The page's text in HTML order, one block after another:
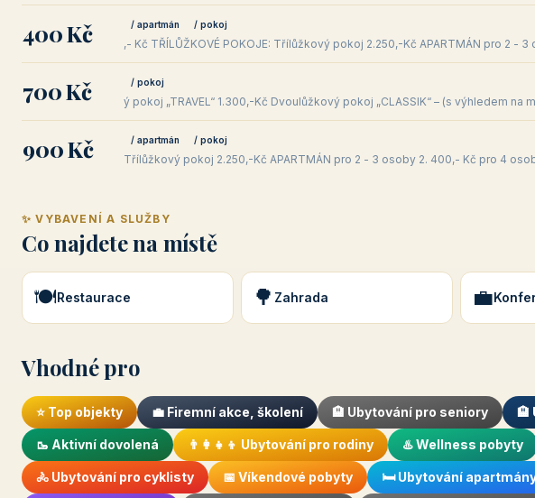
400 Kč / apartmán / pokoj
,- Kč TŘÍLŮŽKOVÉ POKOJE: Třílůžkový pokoj 2.250,-Kč APARTMÁN pro 2 -
700 Kč / pokoj
ý pokoj „TRAVEL“ 1.300,-Kč Dvoulůžkový pokoj „CLASSIK“ – (s výhledem na
900 Kč / apartmán / pokoj
Třílůžkový pokoj 2.250,-Kč APARTMÁN pro 2 - 3 osoby 2. 400,- Kč pro 4
✨ VYBAVENÍ A SLUŽBY
Co najdete na místě
🍽️Restaurace 🌳 Zahrada 💼
Vhodné pro
⭐ Top objekty 💼 Firemní akce, školení 🏨 Ubytování pro seniory 🏨
🥾 Aktivní dovolená 👨‍👩‍👧‍👦 Ubytování pro rodiny ♨️ Wellness pobyty
🚴 Ubytování pro cyklisty 📅 Víkendové pobyty 🛏️ Ubytování